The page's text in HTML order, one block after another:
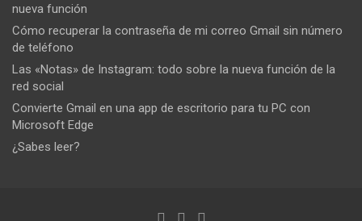
nueva función
Cómo recuperar la contraseña de mi correo Gmail sin número
de teléfono
Las «Notas» de Instagram: todo sobre la nueva función de la
red social
Convierte Gmail en una app de escritorio para tu PC con
Microsoft Edge
¿Sabes leer?